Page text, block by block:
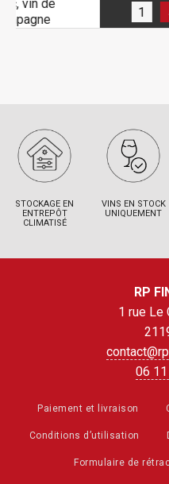
AJOUTER AU PANIER
STOCKAGE EN
ENTREPÔT
CLIMATISÉ
VINS EN STOCK
UNIQUEMENT
RP
1 rue Le
06
Paiement et livraison
Conditions d’utilisation
Formulaire de